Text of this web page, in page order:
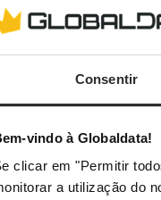
Consentir
vindo à Globaldata!
clicar em "Permitir
a utilização do